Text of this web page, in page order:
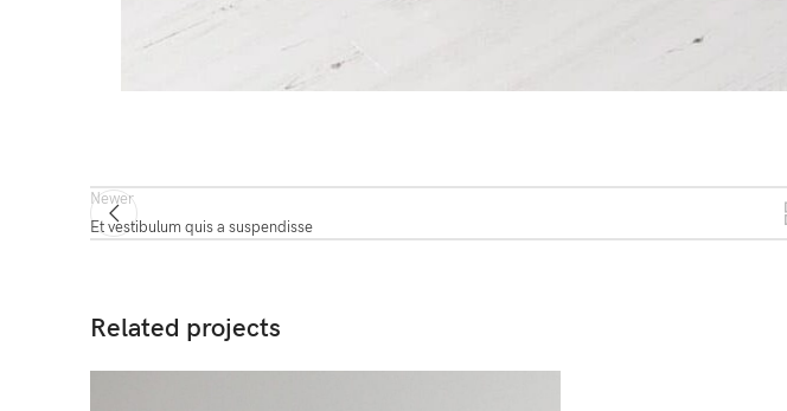
Newer
Et vestibulum quis a suspendisse
Related projects